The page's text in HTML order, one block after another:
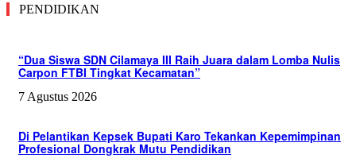
PENDIDIKAN
“Dua Siswa SDN Cilamaya III Raih Juara dalam Lomba Nulis
Carpon FTBI Tingkat Kecamatan”
7 Agustus 2026
Di Pelantikan Kepsek Bupati Karo Tekankan Kepemimpinan
Profesional Dongkrak Mutu Pendidikan